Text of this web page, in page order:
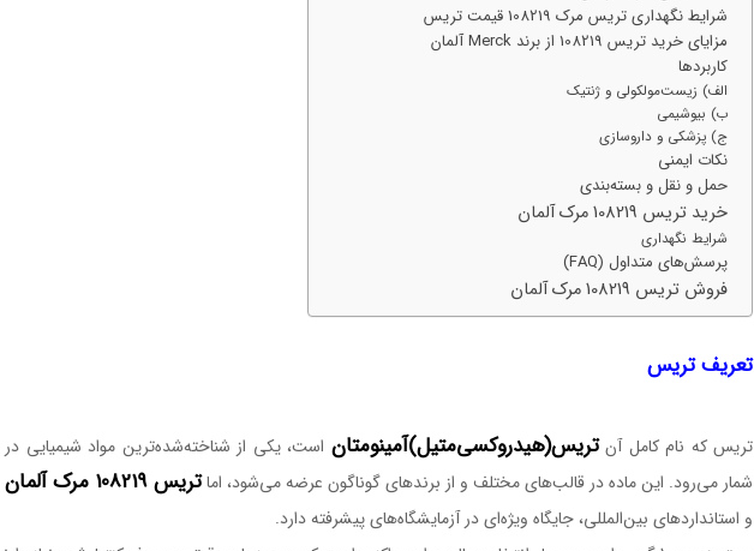
شرایط نگهداری تریس مرک 108219 قیمت تریس
مزایای خرید تریس 108219 از برند Merck آلمان
کاربردها
الف) زیست‌مولکولی و ژنتیک
ب) بیوشیمی
ج) پزشکی و داروسازی
نکات ایمنی
حمل و نقل و بسته‌بندی
خرید تریس 108219 مرک آلمان
شرایط نگهداری
پرسش‌های متداول (FAQ)
فروش تریس 108219 مرک آلمان
تعریف تریس
تریس که نام کامل آنتریس(هیدروکسی‌متیل)آمینومتان است، یکی از شناخته‌شده‌ترین مواد شیمیایی
شمار می‌رود. این ماده در قالب‌های مختلف و از برندهای گوناگون عرضه می‌شود، اماتریس 108219 مرک آلمان
و استانداردهای بین‌المللی، جایگاه ویژه‌ای در آزمایشگاه‌های پیشرفته دارد.